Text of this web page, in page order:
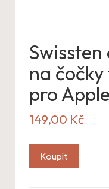
na
pro
149,00 Kč
Koupit